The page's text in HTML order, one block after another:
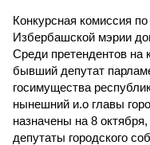
Конкурсная комиссия
Избербашской мэрии
Среди претендентов на
бывший депутат
госимущества
нынешний и.о главы
назначены на 8
депутаты городского